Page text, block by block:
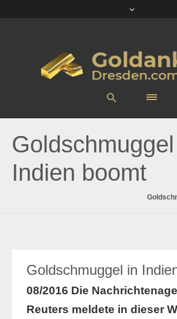
Indien boomt
Goldschmuggel in
08/2016 Die
Reuters meldete in dieser